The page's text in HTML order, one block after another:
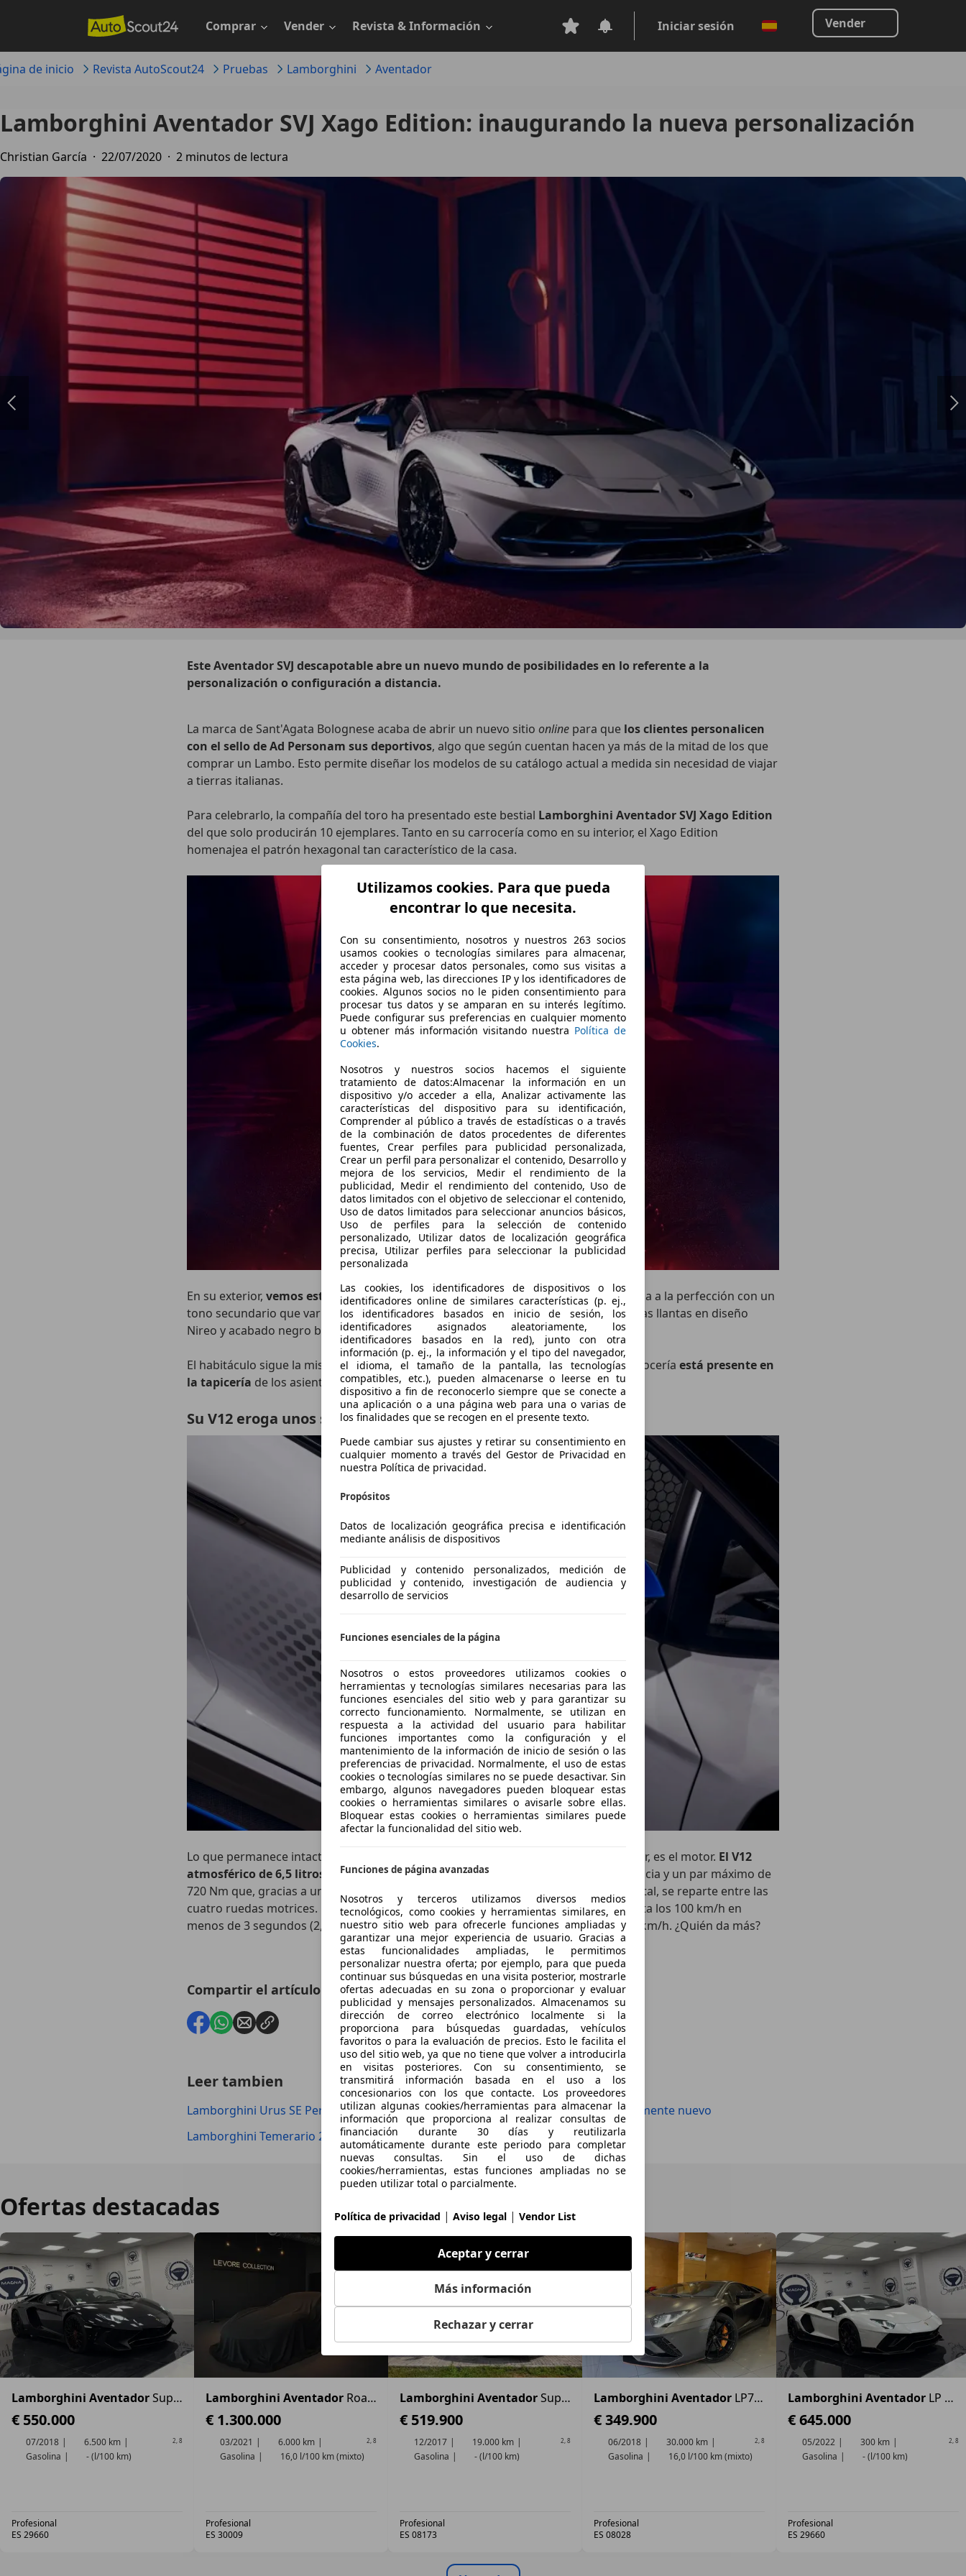
principal
Comprar Vender Revista & Información Iniciar sesión Vender
Utilizamos cookies. Para que pueda
encontrar lo que necesita.
Con su consentimiento, nosotros y nuestros 263 socios
usamos cookies o tecnologías similares para almacenar,
acceder y procesar datos personales, como sus visitas a
esta página web, las direcciones IP y los identificadores de
cookies. Algunos socios no le piden consentimiento para
procesar tus datos y se amparan en su interés legítimo.
Puede configurar sus preferencias en cualquier momento
u obtener más información visitando nuestra Política de
Cookies.
Nosotros y nuestros socios hacemos el siguiente
tratamiento de datos:Almacenar la información en un
dispositivo y/o acceder a ella, Analizar activamente las
características del dispositivo para su identificación,
Comprender al público a través de estadísticas o a través
de la combinación de datos procedentes de diferentes
fuentes, Crear perfiles para publicidad personalizada,
Crear un perfil para personalizar el contenido, Desarrollo y
mejora de los servicios, Medir el rendimiento de la
publicidad, Medir el rendimiento del contenido, Uso de
datos limitados con el objetivo de seleccionar el contenido,
Uso de datos limitados para seleccionar anuncios básicos,
Uso de perfiles para la selección de contenido
personalizado, Utilizar datos de localización geográfica
precisa, Utilizar perfiles para seleccionar la publicidad
personalizada
Las cookies, los identificadores de dispositivos o los
identificadores online de similares características (p. ej.,
los identificadores basados en inicio de sesión, los
identificadores asignados aleatoriamente, los
identificadores basados en la red), junto con otra
información (p. ej., la información y el tipo del navegador,
el idioma, el tamaño de la pantalla, las tecnologías
compatibles, etc.), pueden almacenarse o leerse en tu
dispositivo a fin de reconocerlo siempre que se conecte a
una aplicación o a una página web para una o varias de
los finalidades que se recogen en el presente texto.
Puede cambiar sus ajustes y retirar su consentimiento en
cualquier momento a través del Gestor de Privacidad en
nuestra Política de privacidad.
Propósitos
Datos de localización geográfica precisa e identificación
mediante análisis de dispositivos
Publicidad y contenido personalizados, medición de
publicidad y contenido, investigación de audiencia y
desarrollo de servicios
Funciones esenciales de la página
Nosotros o estos proveedores utilizamos cookies o
herramientas y tecnologías similares necesarias para las
funciones esenciales del sitio web y para garantizar su
correcto funcionamiento. Normalmente, se utilizan en
respuesta a la actividad del usuario para habilitar
funciones importantes como la configuración y el
mantenimiento de la información de inicio de sesión o las
preferencias de privacidad. Normalmente, el uso de estas
cookies o tecnologías similares no se puede desactivar. Sin
embargo, algunos navegadores pueden bloquear estas
cookies o herramientas similares o avisarle sobre ellas.
Bloquear estas cookies o herramientas similares puede
afectar la funcionalidad del sitio web.
Funciones de página avanzadas
Nosotros y terceros utilizamos diversos medios
tecnológicos, como cookies y herramientas similares, en
nuestro sitio web para ofrecerle funciones ampliadas y
garantizar una mejor experiencia de usuario. Gracias a
estas funcionalidades ampliadas, le permitimos
personalizar nuestra oferta; por ejemplo, para que pueda
continuar sus búsquedas en una visita posterior, mostrarle
ofertas adecuadas en su zona o proporcionar y evaluar
publicidad y mensajes personalizados. Almacenamos su
dirección de correo electrónico localmente si la
proporciona para búsquedas guardadas, vehículos
favoritos o para la evaluación de precios. Esto le facilita el
uso del sitio web, ya que no tiene que volver a introducirla
en visitas posteriores. Con su consentimiento, se
transmitirá información basada en el uso a los
concesionarios con los que contacte. Los proveedores
utilizan algunas cookies/herramientas para almacenar la
información que proporciona al realizar consultas de
financiación durante 30 días y reutilizarla
automáticamente durante este periodo para completar
nuevas consultas. Sin el uso de dichas
cookies/herramientas, estas funciones ampliadas no se
pueden utilizar total o parcialmente.
Política de privacidad | Aviso legal | Vendor List
Aceptar y cerrar
Más información
Rechazar y cerrar
de inicio Revista AutoScout24 Pruebas Lamborghini Aventador
Lamborghini Aventador SVJ Xago Edition: inaugurando la nueva personalización
Christian García · 22/07/2020 · 2 minutos de lectura
Este Aventador SVJ descapotable abre un nuevo mundo de posibilidades en lo referente a la
personalización o configuración a distancia.
La marca de Sant'Agata Bolognese acaba de abrir un nuevo sitio online para que los clientes personalicen
con el sello de Ad Personam sus deportivos, algo que según cuentan hacen ya más de la mitad de los que
comprar un Lambo. Esto permite diseñar los modelos de su catálogo actual a medida sin necesidad de viajar
a tierras italianas.
Para celebrarlo, la compañía del toro ha presentado este bestial Lamborghini Aventador SVJ Xago Edition
del que solo producirán 10 ejemplares. Tanto en su carrocería como en su interior, el Xago Edition
homenajea el patrón hexagonal tan característico de la casa.
En su exterior, vemos estas formas difuminadassobre un fondo plano que combina a la perfección con un
tono secundario que varía en cada una de las 10 unidades. También son exclusivas las llantas en diseño
Nireo y acabado negro brillante de 20 y 21 pulgadas.
El habitáculo sigue la misma línea. De hecho, el mismo dibujo que destaca en la carrocería está presente en
la tapicería de los asientos tipo baquet y del salpicadero.
Su V12 eroga unos salvajes 770 caballos
Lo que permanece intacto con respecto a los demás SVJ, tanto Coupé como Roadster, es el motor. El V12
atmosférico de 6,5 litros
es ya un mito dentro de la marca. Declara 770 CV de potencia y un par máximo de
720 Nm que, gracias a una transmisión de 7 relaciones y a un sistema de tracción total, se reparte entre las
cuatro ruedas motrices. Esto le permite al Aventador SVJ acelerar desde parado hasta los 100 km/h en
menos de 3 segundos (2,8 para ser exactos) y registrar una velocidad punta de 350 km/h. ¿Quién da más?
Compartir el artículo
Leer tambien
Lamborghini Urus SE Performante 2027: 812 CV, más carbono y un chasis completamente nuevo
Lamborghini Temerario 2024: así es el heredero del Huracan
Ofertas destacadas
Lamborghini Aventador SuperVeloce LP750-4
€ 550.000
07/2018
6.500 km
Gasolina
- (l/100 km)
2 8
Profesional
ES 29660
Lamborghini Aventador Roadster SVJ
€ 1.300.000
03/2021
6.000 km
Gasolina
16,0 l/100 km (mixto)
2 8
Profesional
ES 30009
Lamborghini Aventador SuperVeloce LP 750-4 Roadster
€ 519.900
12/2017
19.000 km
Gasolina
- (l/100 km)
2 8
Profesional
ES 08173
Lamborghini Aventador LP700 6.5 V12
€ 349.900
06/2018
30.000 km
Gasolina
16,0 l/100 km (mixto)
2 8
Profesional
ES 08028
Lamborghini Aventador LP 780-4 Ultimae
€ 645.000
05/2022
300 km
Gasolina
- (l/100 km)
2 8
Profesional
ES 29660